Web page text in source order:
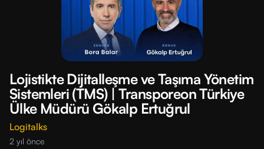
Lojistikte Dijitalleşme ve Taşıma Yönetim
Sistemleri (TMS) | Transporeon Türkiye
Ülke Müdürü Gökalp Ertuğrul
Logitalks
2 yıl önce